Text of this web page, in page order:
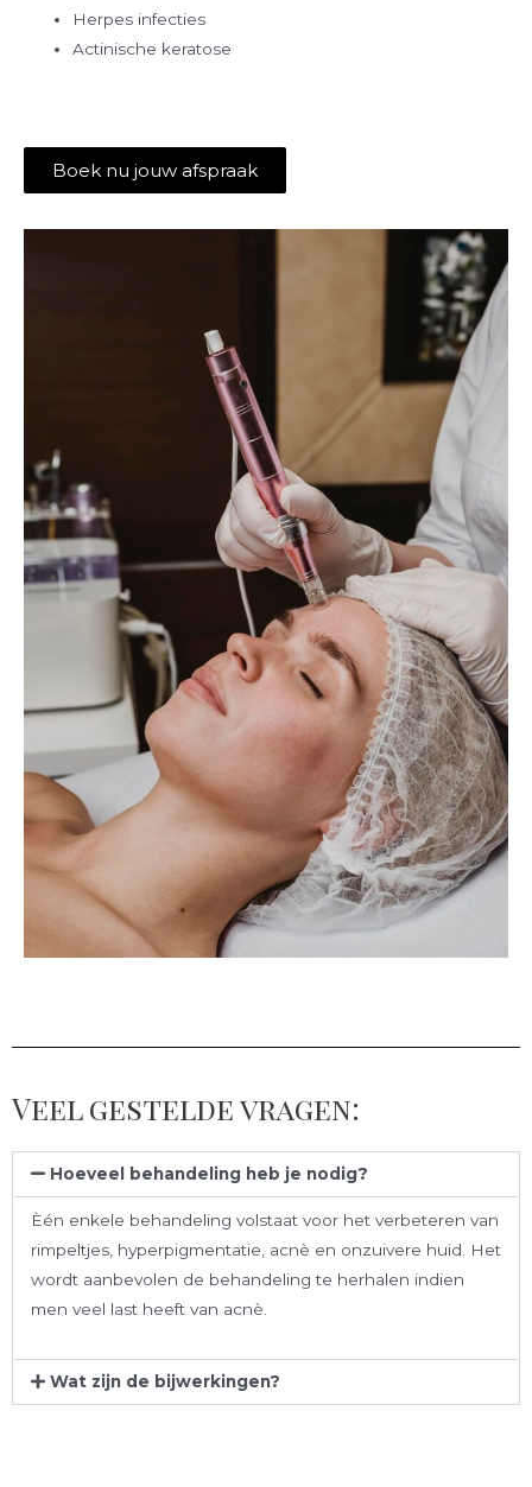
Herpes infecties
Actinische keratose
Boek nu jouw afspraak
Veel gestelde vragen:
Hoeveel behandeling heb je nodig?
Èén enkele behandeling volstaat voor het verbeteren van
rimpeltjes, hyperpigmentatie, acnè en onzuivere huid. Het
wordt aanbevolen de behandeling te herhalen indien
men veel last heeft van acnè.
Wat zijn de bijwerkingen?